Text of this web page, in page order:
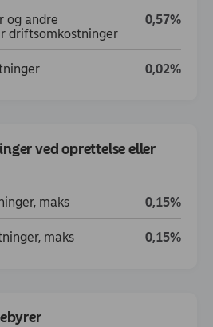
og andre
driftsomkostninger
0,57%
0,02%
ved oprettelse eller
maks 0,15%
maks 0,15%